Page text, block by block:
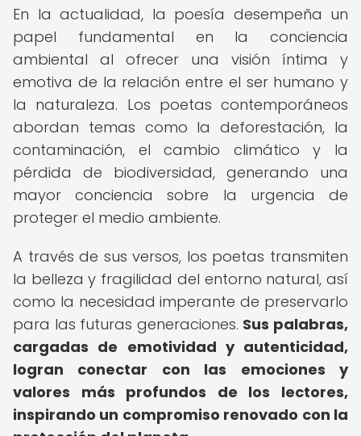
En la actualidad, la poesía desempeña un
papel fundamental en la conciencia
ambiental al ofrecer una visión íntima y
emotiva de la relación entre el ser humano y
la naturaleza. Los poetas contemporáneos
abordan temas como la deforestación, la
contaminación, el cambio climático y la
pérdida de biodiversidad, generando una
mayor conciencia sobre la urgencia de
proteger el medio ambiente.
A través de sus versos, los poetas transmiten
la belleza y fragilidad del entorno natural, así
como la necesidad imperante de preservarlo
para las futuras generaciones. Sus palabras,
cargadas de emotividad y autenticidad,
logran conectar con las emociones y
valores más profundos de los lectores,
inspirando un compromiso renovado con la